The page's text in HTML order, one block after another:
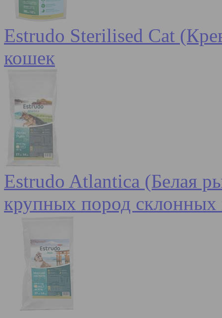
Estrudo Sterilised Cat
кошек
Estrudo Atlantica (Белая
крупных пород склонных